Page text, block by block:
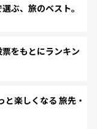
ぶ、旅のベスト。
をもとにランキン
楽しくなる 旅先・